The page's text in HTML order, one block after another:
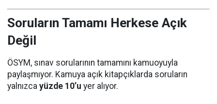
Soruların Tamamı Herkese Açık
Değil
ÖSYM, sınav sorularının tamamını kamuoyuyla
paylaşmıyor. Kamuya açık kitapçıklarda soruların
yalnızca yüzde 10’u yer alıyor.